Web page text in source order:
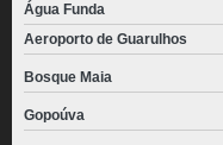
Água Funda
Aeroporto de Guarulhos
Bosque Maia
Gopoúva